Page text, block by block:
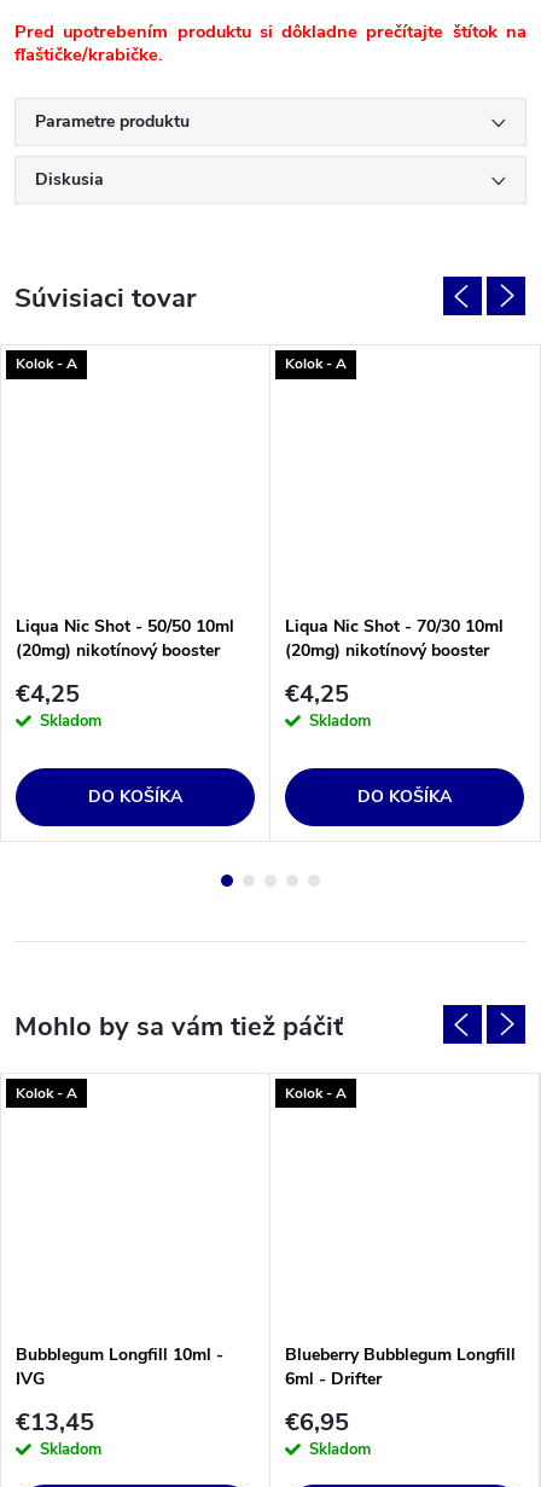
Pred upotrebením produktu si dôkladne prečítajte štítok na
fľaštičke/krabičke.
Parametre produktu
Diskusia
Súvisiaci tovar
Kolok - A
Liqua Nic Shot - 50/50 10ml
(20mg) nikotínový booster
€4,25
Skladom
DO KOŠÍKA
Kolok - A
Liqua Nic Shot - 70/30 10ml
(20mg) nikotínový booster
€4,25
Skladom
DO KOŠÍKA
Kolok - A
Bubblegum Longfill 10ml -
IVG
€13,45
Skladom
Kolok - A
Blueberry Bubblegum Longfill
6ml - Drifter
€6,95
Skladom